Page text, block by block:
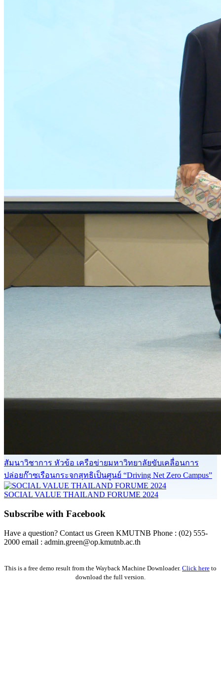
สัมนาวิชาการ หัวข้อ เครือข่ายมหาวิทยาลัยขับเคลื่อนการ
ปล่อยก๊าซเรือนกระจกสุทธิเป็นศูนย์ “Driving Net Zero Campus”
SOCIAL VALUE THAILAND FORUME 2024
Subscribe with Facebook
Have a question? Contact us Green KMUTNB Phone : (02) 555-
2000 email : admin.green@op.kmutnb.ac.th
This is a free demo result from the Wayback Machine Downloader. Click here to
download the full version.